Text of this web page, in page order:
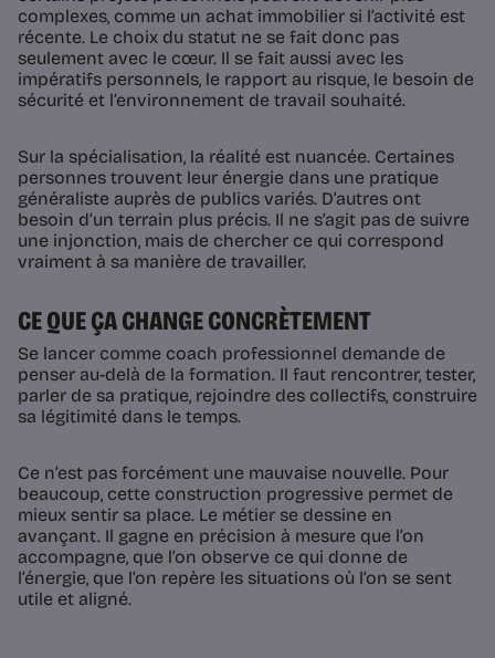
complexes, comme un achat immobilier si l’activité est
récente. Le choix du statut ne se fait donc pas
seulement avec le cœur. Il se fait aussi avec les
impératifs personnels, le rapport au risque, le besoin de
sécurité et l’environnement de travail souhaité.
Sur la spécialisation, la réalité est nuancée. Certaines
personnes trouvent leur énergie dans une pratique
généraliste auprès de publics variés. D’autres ont
besoin d’un terrain plus précis. Il ne s’agit pas de suivre
une injonction, mais de chercher ce qui correspond
vraiment à sa manière de travailler.
CE QUE ÇA CHANGE CONCRÈTEMENT
Se lancer comme coach professionnel demande de
penser au-delà de la formation. Il faut rencontrer, tester,
parler de sa pratique, rejoindre des collectifs, construire
sa légitimité dans le temps.
Ce n’est pas forcément une mauvaise nouvelle. Pour
beaucoup, cette construction progressive permet de
mieux sentir sa place. Le métier se dessine en
avançant. Il gagne en précision à mesure que l’on
accompagne, que l’on observe ce qui donne de
l’énergie, que l’on repère les situations où l’on se sent
utile et aligné.